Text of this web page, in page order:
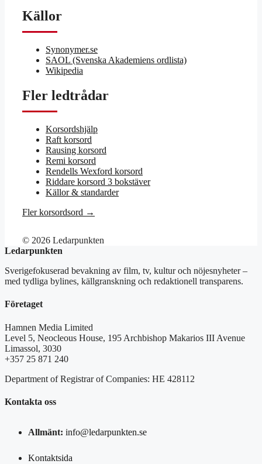
Källor
Synonymer.se
SAOL (Svenska Akademiens ordlista)
Wikipedia
Fler ledtrådar
Korsordshjälp
Raft korsord
Rausing korsord
Remi korsord
Rendells Wexford korsord
Riddare korsord 3 bokstäver
Källor & standarder
Fler korsordsord →
© 2026 Ledarpunkten
Ledarpunkten
Sverigefokuserad bevakning av film, tv, kultur och nöjesnyheter –
med tydliga bylines, källgranskning och redaktionell transparens.
Företaget
Hamnen Media Limited
Level 5, Neocleous House, 195 Archbishop Makarios III Avenue
Limassol, 3030
+357 25 871 240
Department of Registrar of Companies: HE 428112
Kontakta oss
Allmänt: info@ledarpunkten.se
Kontaktsida